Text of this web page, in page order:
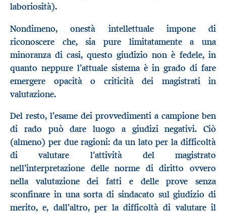
laboriosità).
Nondimeno, onestà intellettuale impone di
riconoscere che, sia pure limitatamente a una
minoranza di casi, questo giudizio non è fedele, in
quanto neppure l’attuale sistema è in grado di fare
emergere opacità o criticità dei magistrati in
valutazione.
Del resto, l’esame dei provvedimenti a campione ben
di rado può dare luogo a giudizi negativi. Ciò
(almeno) per due ragioni: da un lato per la difficoltà
di valutare l’attività del magistrato
nell’interpretazione delle norme di diritto ovvero
nella valutazione dei fatti e delle prove senza
sconfinare in una sorta di sindacato sul giudizio di
merito, e, dall’altro, per la difficoltà di valutare il